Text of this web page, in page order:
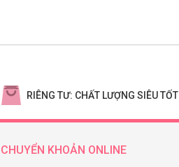
RIÊNG TƯ: CHẤT LƯỢNG SIÊU TỐT
CHUYỂN KHOẢN ONLINE